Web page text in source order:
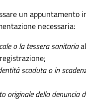
un appuntamento
necessaria:
o la tessera sanitaria
scaduta o in
originale della denuncia